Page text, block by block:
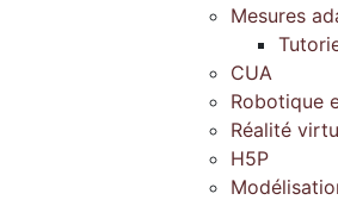
Mesures
CUA
Robotique
Réalité
H5P